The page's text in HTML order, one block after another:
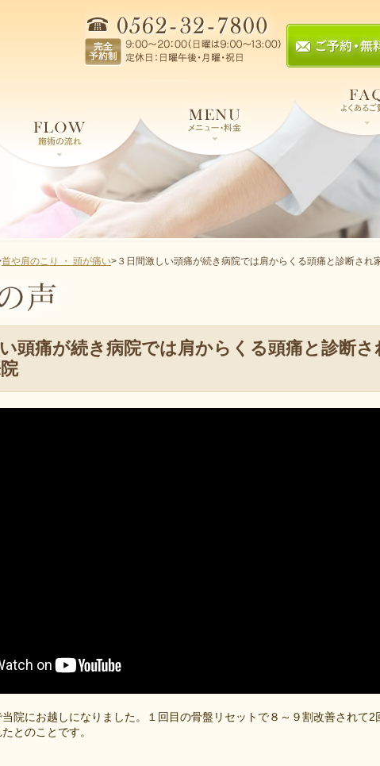
首や肩のこり ・ 頭が痛い> ３日間激しい頭痛が続き病院では肩からくる頭痛と診断され
頭痛が続き病院では肩からくる頭痛と診断さ
院にお越しになりました。１回目の骨盤リセットで８～９割改善されて2
とのことです。